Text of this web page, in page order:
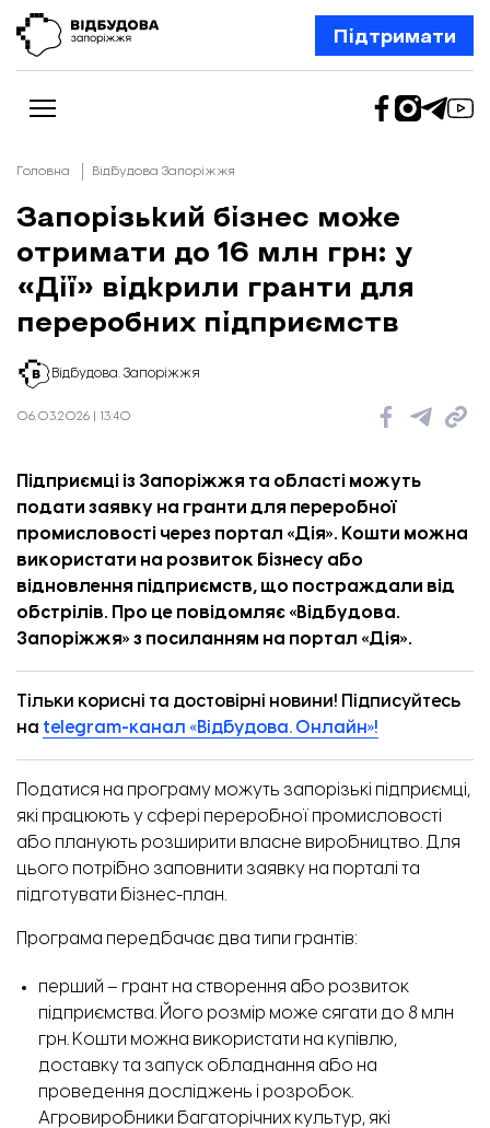
Підтримати
Новини
Відбудова Запоріжжя
Ексклюзив
Бізнес
Шлях додому
Колонки
Про нас
Редакційна політика
Головна Відбудова Запоріжжя
Запорізький бізнес може
отримати до 16 млн грн: у
«Дії» відкрили гранти для
переробних підприємств
Відбудова. Запоріжжя
06.03.2026 | 13:40
Підприємці із Запоріжжя та області можуть
подати заявку на гранти для переробної
промисловості через портал «Дія». Кошти можна
використати на розвиток бізнесу або
відновлення підприємств, що постраждали від
обстрілів. Про це повідомляє «Відбудова.
Запоріжжя» з посиланням на портал «Дія».
Тільки корисні та достовірні новини! Підписуйтесь
на telegram-канал «Відбудова. Онлайн»!
Податися на програму можуть запорізькі підприємці,
які працюють у сфері переробної промисловості
або планують розширити власне виробництво. Для
цього потрібно заповнити заявку на порталі та
підготувати бізнес-план.
Програма передбачає два типи грантів:
перший – грант на створення або розвиток
підприємства. Його розмір може сягати до 8 млн
грн. Кошти можна використати на купівлю,
доставку та запуск обладнання або на
проведення досліджень і розробок.
Агровиробники багаторічних культур, які